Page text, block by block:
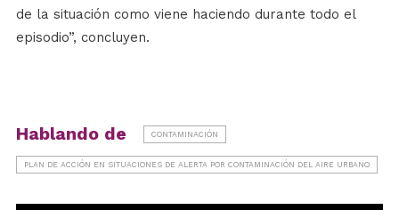
de la situación como viene haciendo durante todo el
episodio”, concluyen.
Hablando de CONTAMINACIÓN
PLAN DE ACCIÓN EN SITUACIONES DE ALERTA POR CONTAMINACIÓN DEL AIRE URBANO